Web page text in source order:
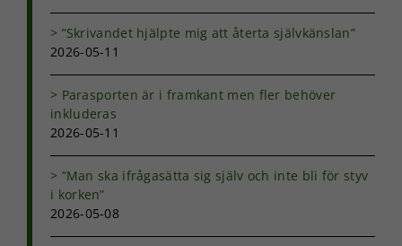
”Skrivandet hjälpte mig att återta självkänslan”
2026-05-11
Parasporten är i framkant men fler behöver
inkluderas
2026-05-11
”Man ska ifrågasätta sig själv och inte bli för styv
i korken”
2026-05-08
Dessa kakor
går inte att
över huvud